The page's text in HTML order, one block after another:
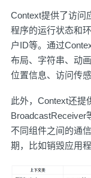
Context提供了访问
程序的运行状态和
户ID等。通过
布局、字符串、动
位置信息、访问传感
此外，Context还提
BroadcastReceiver
不同组件之间的通
期，比如销毁应用